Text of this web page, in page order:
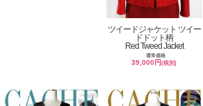
ツイードジャケット ツイー
ドドット柄
Red Tweed Jacket
通常価格
39,000円(税別)